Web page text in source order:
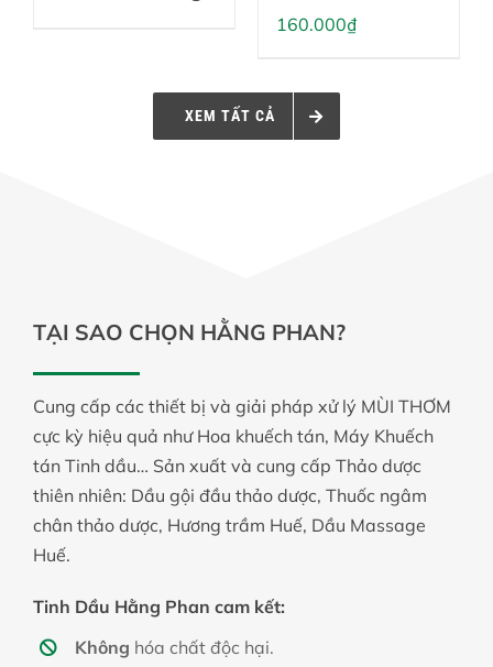
160.000₫
XEM TẤT CẢ
TẠI SAO CHỌN HẰNG PHAN?
Cung cấp các thiết bị và giải pháp xử lý MÙI THƠM
cực kỳ hiệu quả như Hoa khuếch tán, Máy Khuếch
tán Tinh dầu… Sản xuất và cung cấp Thảo dược
thiên nhiên: Dầu gội đầu thảo dược, Thuốc ngâm
chân thảo dược, Hương trầm Huế, Dầu Massage
Huế.
Tinh Dầu Hằng Phan cam kết:
Không hóa chất độc hại.